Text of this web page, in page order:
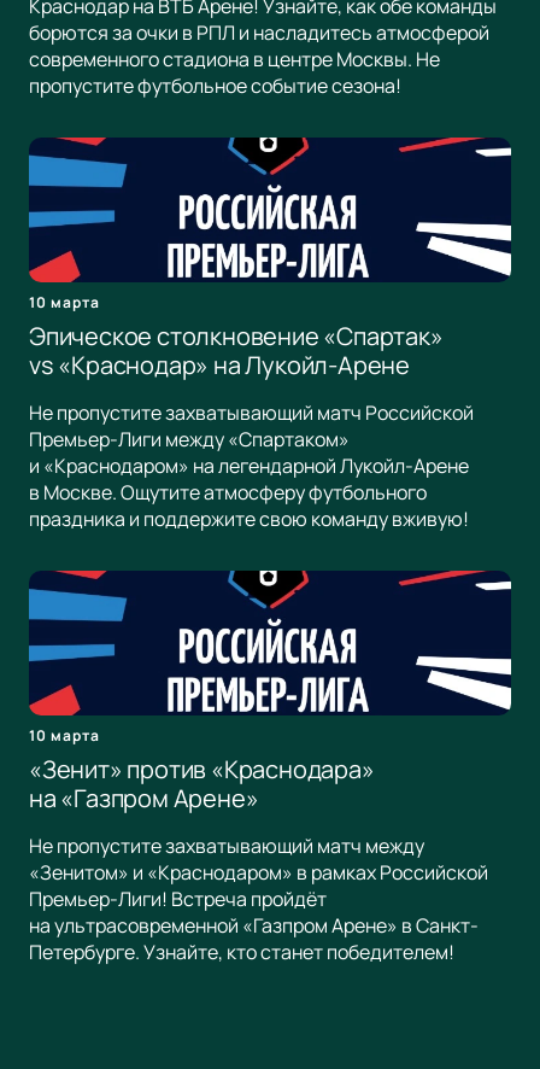
Краснодар на ВТБ Арене! Узнайте, как обе команды
борются за очки в РПЛ и насладитесь атмосферой
современного стадиона в центре Москвы. Не
пропустите футбольное событие сезона!
10 марта
Эпическое столкновение «Спартак»
vs «Краснодар» на Лукойл-Арене
Не пропустите захватывающий матч Российской
Премьер-Лиги между «Спартаком»
и «Краснодаром» на легендарной Лукойл-Арене
в Москве. Ощутите атмосферу футбольного
праздника и поддержите свою команду вживую!
10 марта
«Зенит» против «Краснодара»
на «Газпром Арене»
Не пропустите захватывающий матч между
«Зенитом» и «Краснодаром» в рамках Российской
Премьер-Лиги! Встреча пройдёт
на ультрасовременной «Газпром Арене» в Санкт-
Петербурге. Узнайте, кто станет победителем!